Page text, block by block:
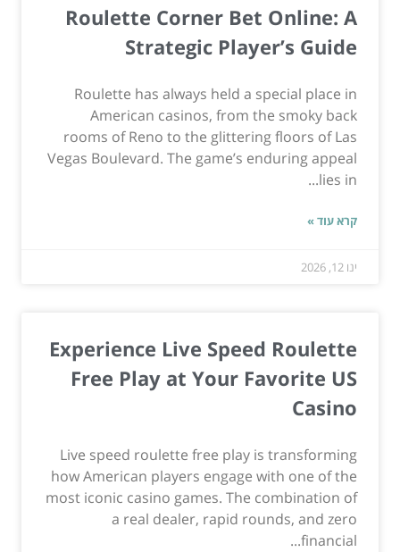
Roulette Corner Bet Online: A
Strategic Player’s Guide
Roulette has always held a special place in
American casinos, from the smoky back
rooms of Reno to the glittering floors of Las
Vegas Boulevard. The game’s enduring appeal
lies in...
קרא עוד »
ינו 12, 2026
Experience Live Speed Roulette
Free Play at Your Favorite US
Casino
Live speed roulette free play is transforming
how American players engage with one of the
most iconic casino games. The combination of
a real dealer, rapid rounds, and zero
financial...